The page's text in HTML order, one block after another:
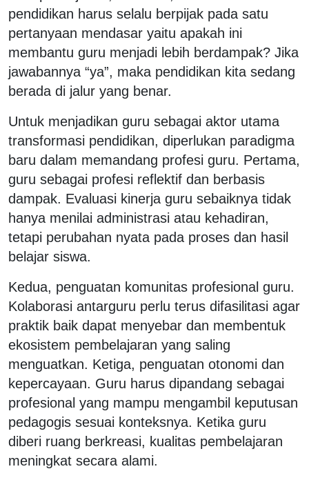
pendidikan harus selalu berpijak pada satu
pertanyaan mendasar yaitu apakah ini
membantu guru menjadi lebih berdampak? Jika
jawabannya “ya”, maka pendidikan kita sedang
berada di jalur yang benar.
Untuk menjadikan guru sebagai aktor utama
transformasi pendidikan, diperlukan paradigma
baru dalam memandang profesi guru. Pertama,
guru sebagai profesi reflektif dan berbasis
dampak. Evaluasi kinerja guru sebaiknya tidak
hanya menilai administrasi atau kehadiran,
tetapi perubahan nyata pada proses dan hasil
belajar siswa.
Kedua, penguatan komunitas profesional guru.
Kolaborasi antarguru perlu terus difasilitasi agar
praktik baik dapat menyebar dan membentuk
ekosistem pembelajaran yang saling
menguatkan. Ketiga, penguatan otonomi dan
kepercayaan. Guru harus dipandang sebagai
profesional yang mampu mengambil keputusan
pedagogis sesuai konteksnya. Ketika guru
diberi ruang berkreasi, kualitas pembelajaran
meningkat secara alami.